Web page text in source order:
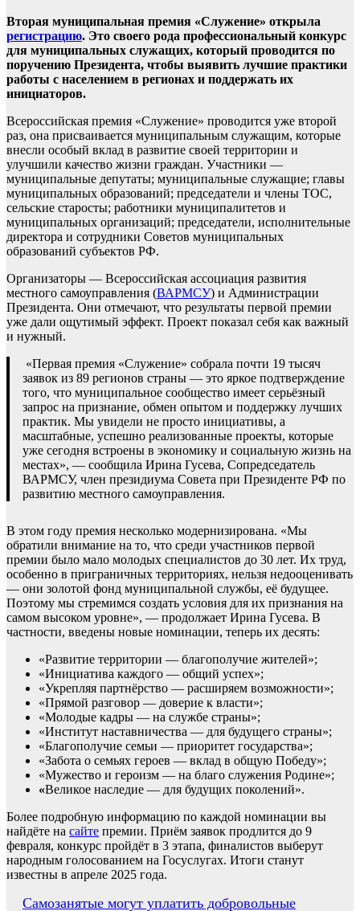
Вторая муниципальная премия «Служение» открыла
регистрацию. Это своего рода профессиональный конкурс
для муниципальных служащих, который проводится по
поручению Президента, чтобы выявить лучшие практики
работы с населением в регионах и поддержать их
инициаторов.
Всероссийская премия «Служение» проводится уже второй
раз, она присваивается муниципальным служащим, которые
внесли особый вклад в развитие своей территории и
улучшили качество жизни граждан. Участники —
муниципальные депутаты; муниципальные служащие; главы
муниципальных образований; председатели и члены ТОС,
сельские старосты; работники муниципалитетов и
муниципальных организаций; председатели, исполнительные
директора и сотрудники Советов муниципальных
образований субъектов РФ.
Организаторы — Всероссийская ассоциация развития
местного самоуправления (ВАРМСУ) и Администрации
Президента. Они отмечают, что результаты первой премии
уже дали ощутимый эффект. Проект показал себя как важный
и нужный.
«Первая премия «Служение» собрала почти 19 тысяч
заявок из 89 регионов страны — это яркое подтверждение
того, что муниципальное сообщество имеет серьёзный
запрос на признание, обмен опытом и поддержку лучших
практик. Мы увидели не просто инициативы, а
масштабные, успешно реализованные проекты, которые
уже сегодня встроены в экономику и социальную жизнь на
местах», — сообщила Ирина Гусева, Сопредседатель
ВАРМСУ, член президиума Совета при Президенте РФ по
развитию местного самоуправления.
В этом году премия несколько модернизирована. «Мы
обратили внимание на то, что среди участников первой
премии было мало молодых специалистов до 30 лет. Их труд,
особенно в приграничных территориях, нельзя недооценивать
— они золотой фонд муниципальной службы, её будущее.
Поэтому мы стремимся создать условия для их признания на
самом высоком уровне», — продолжает Ирина Гусева. В
частности, введены новые номинации, теперь их десять:
«Развитие территории — благополучие жителей»;
«Инициатива каждого — общий успех»;
«Укрепляя партнёрство — расширяем возможности»;
«Прямой разговор — доверие к власти»;
«Молодые кадры — на службе страны»;
«Институт наставничества — для будущего страны»;
«Благополучие семьи — приоритет государства»;
«Забота о семьях героев — вклад в общую Победу»;
«Мужество и героизм — на благо служения Родине»;
«Великое наследие — для будущих поколений».
Более подробную информацию по каждой номинации вы
найдёте на сайте премии. Приём заявок продлится до 9
февраля, конкурс пройдёт в 3 этапа, финалистов выберут
народным голосованием на Госуслугах. Итоги станут
известны в апреле 2025 года.
Навигация
Самозанятые могут уплатить добровольные